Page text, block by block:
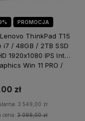
PROMOCJA
ThinkPad T15
i7 / 48GB / 2TB SSD
1920x1080 IPS Intel
Win 11 PRO /
zł
3 549,00 zł
cena: 3 099,00 zł